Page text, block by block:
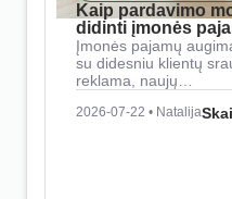
Kaip pardavimo
didinti įmonės
Įmonės pajamų
su didesniu klientų
reklama, naujų…
2026-07-22 • Natalija